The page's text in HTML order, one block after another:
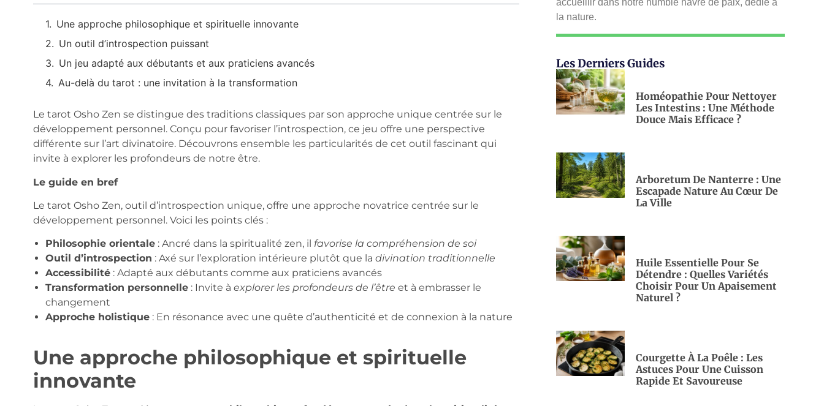
Une approche philosophique et spirituelle innovante
Un outil d’introspection puissant
Un jeu adapté aux débutants et aux praticiens avancés
Au-delà du tarot : une invitation à la transformation
Le tarot Osho Zen se distingue des traditions classiques par son approche unique centrée sur le
développement personnel. Conçu pour favoriser l’introspection, ce jeu offre une perspective
différente sur l’art divinatoire. Découvrons ensemble les particularités de cet outil fascinant qui
invite à explorer les profondeurs de notre être.
Le guide en bref
Le tarot Osho Zen, outil d’introspection unique, offre une approche novatrice centrée sur le
développement personnel. Voici les points clés :
Philosophie orientale: Ancré dans la spiritualité zen, il favorise la compréhension de soi
Outil d’introspection : Axé sur l’exploration intérieure plutôt que la divination traditionnelle
Accessibilité: Adapté aux débutants comme aux praticiens avancés
Transformation personnelle: Invite à explorer les profondeurs de l’être et à embrasser le
changement
Approche holistique: En résonance avec une quête d’authenticité et de connexion à la nature
Une approche philosophique et spirituelle
innovante
accueillir dans notre humble havre de paix, dédié à
la nature.
Les Derniers Guides
Homéopathie Pour Nettoyer
Les Intestins : Une Méthode
Douce Mais Efficace ?
Arboretum De Nanterre : Une
Escapade Nature Au Cœur De
La Ville
Huile Essentielle Pour Se
Détendre : Quelles Variétés
Choisir Pour Un Apaisement
Naturel ?
Courgette À La Poêle : Les
Astuces Pour Une Cuisson
Rapide Et Savoureuse